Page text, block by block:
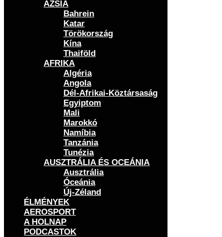
ÁZSIA
Bahrein
Katar
Törökország
Kína
Thaiföld
AFRIKA
Algéria
Angola
Dél-Afrikai-Köztársaság
Egyiptom
Mali
Marokkó
Namíbia
Tanzánia
Tunézia
AUSZTRÁLIA ÉS OCEÁNIA
Ausztrália
Óceánia
Új-Zéland
ÉLMÉNYEK
AEROSPORT
A HOLNAP
PODCASTOK